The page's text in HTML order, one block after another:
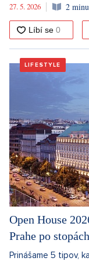
27. 5. 2026
2
LIFESTYLE
Open House
Prahe po
Prinášame 5 tipov,